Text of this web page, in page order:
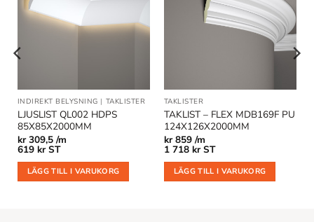
önskelistan
INDIREKT BELYSNING | TAKLISTER
LJUSLIST QL002 HDPS
85X85X2000MM
kr309,5 /m
619 kr ST
LÄGG TILL I VARUKORG
Lägg till
i
önskelistan
TAKLISTER
TAKLIST – FLEX MDB169F PU
124X126X2000MM
kr859 /m
1 718 kr ST
LÄGG TILL I VARUKORG